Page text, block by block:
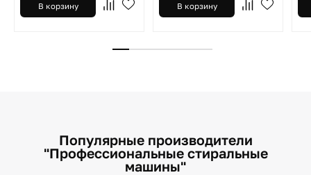
В корзину В корзину
Популярные производители
"Профессиональные стиральные
машины"